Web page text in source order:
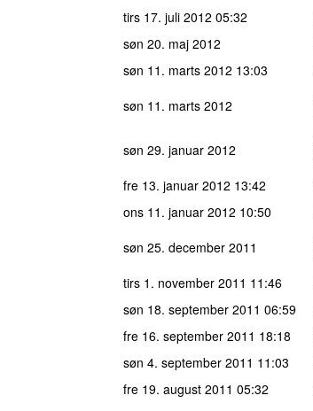
tirs 17. juli 2012 05:32
søn 20. maj 2012
søn 11. marts 2012 13:03
søn 11. marts 2012
søn 29. januar 2012
fre 13. januar 2012 13:42
ons 11. januar 2012 10:50
søn 25. december 2011
tirs 1. november 2011 11:46
søn 18. september 2011 06:59
fre 16. september 2011 18:18
søn 4. september 2011 11:03
fre 19. august 2011 05:32